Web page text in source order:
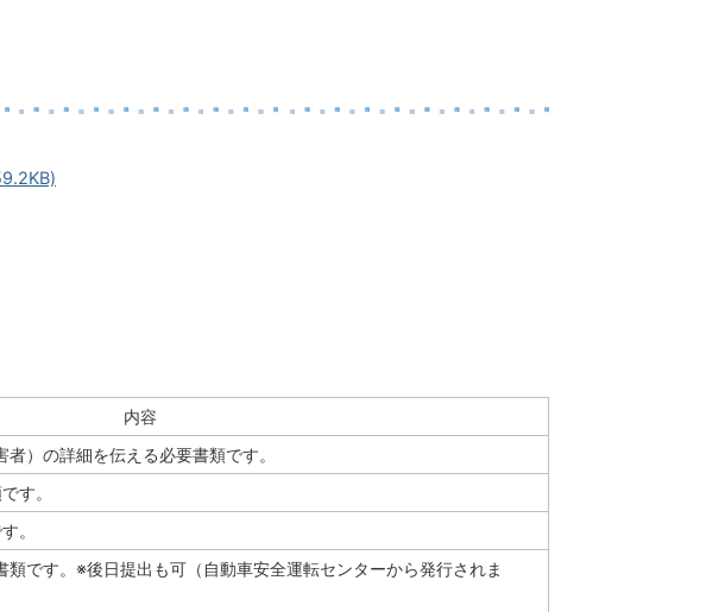
内容
）の詳細を伝える必要書類です。
す。
。
です。※後日提出も可（自動車安全運転センターから発行されま